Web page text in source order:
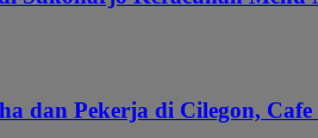
dan Pekerja di Cilegon,